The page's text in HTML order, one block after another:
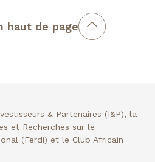
haut de page
& Partenaires (I&P), la
et Recherches sur le
(Ferdi) et le Club Africain